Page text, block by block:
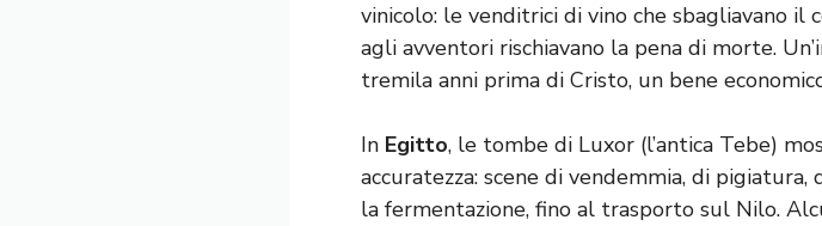
vinicolo: le venditrici di vino che sbagliavano
agli avventori rischiavano la pena di morte.
tremila anni prima di Cristo, un bene
In Egitto, le tombe di Luxor (l’antica Tebe)
accuratezza: scene di vendemmia, di
la fermentazione, fino al trasporto sul Nilo.